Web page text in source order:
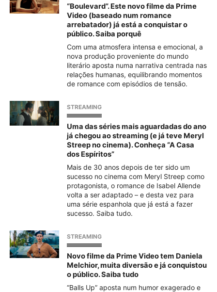
“Boulevard”. Este novo filme da Prime
Video (baseado num romance
arrebatador) já está a conquistar o
público. Saiba porquê
Com uma atmosfera intensa e emocional, a
nova produção proveniente do mundo
literário aposta numa narrativa centrada nas
relações humanas, equilibrando momentos
de romance com episódios de tensão.
STREAMING
Uma das séries mais aguardadas do ano
já chegou ao streaming (e já teve Meryl
Streep no cinema). Conheça “A Casa
dos Espíritos”
Mais de 30 anos depois de ter sido um
sucesso no cinema com Meryl Streep como
protagonista, o romance de Isabel Allende
volta a ser adaptado – e desta vez para
uma série espanhola que já está a fazer
sucesso. Saiba tudo.
STREAMING
Novo filme da Prime Video tem Daniela
Melchior, muita diversão e já conquistou
o público. Saiba tudo
“Balls Up” aposta num humor exagerado e